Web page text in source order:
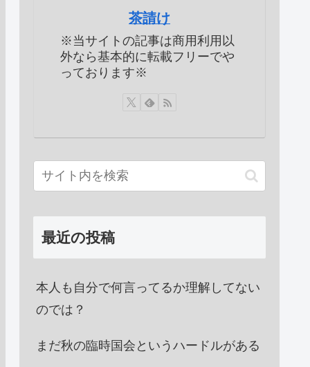
茶請け
※当サイトの記事は商用利用以
外なら基本的に転載フリーでや
っております※
最近の投稿
本人も自分で何言ってるか理解してない
のでは？
まだ秋の臨時国会というハードルがある